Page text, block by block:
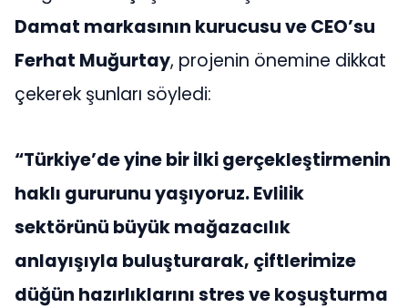
Damat markasının kurucusu ve CEO’su
Ferhat Muğurtay, projenin önemine dikkat
çekerek şunları söyledi:
“Türkiye’de yine bir ilki gerçekleştirmenin
haklı gururunu yaşıyoruz. Evlilik
sektörünü büyük mağazacılık
anlayışıyla buluşturarak, çiftlerimize
düğün hazırlıklarını stres ve koşuşturma